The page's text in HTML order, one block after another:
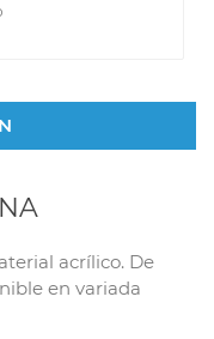
acrílico. De
en variada